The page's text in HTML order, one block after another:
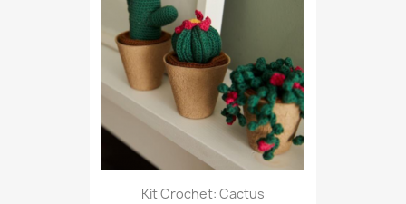
Kit Crochet: Cactus